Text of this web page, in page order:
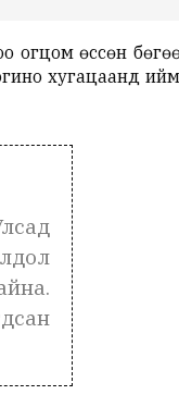
огцом өссөн
хугацаанд